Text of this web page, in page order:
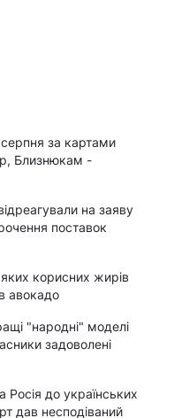
за картами
Близнюкам -
на заяву
поставок
корисних жирів
авокадо
"народні" моделі
задоволені
Росія до українських
дав несподіваний